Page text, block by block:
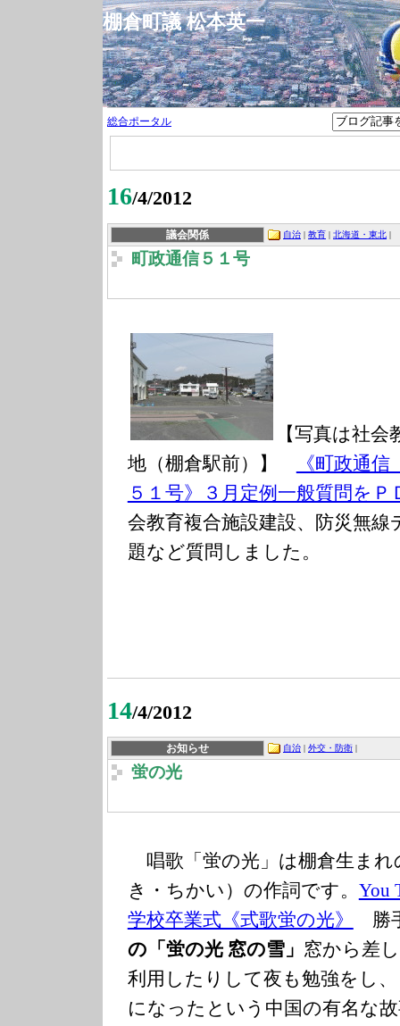
棚倉町議 松本英一
総合ポータル
16/4/2012
議会関係 自治 | 教育 | 北海道・東北 |
町政通信５１号
【写真は社
地（棚倉駅前）】
《町政通
５１号》３月定例一般質問を
会教育複合施設建設、防災無
題など質問しました。
14/4/2012
お知らせ 自治 外交・防衛
蛍の光
唱歌「蛍の光」は棚倉生まれ
き・ちかい）の作詞です。 You
学校卒業式《式歌蛍の光》
勝
の「蛍の光 窓の雪」 窓から差
利用したりして夜も勉強をし
になったという中国の有名な